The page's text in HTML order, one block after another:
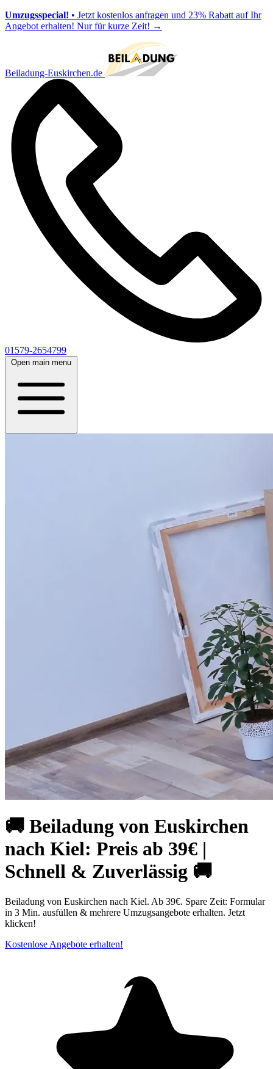
Umzugsspecial! • Jetzt kostenlos anfragen und 23% Rabatt auf Ihr
Angebot erhalten! Nur für kurze Zeit! →
Beiladung-Euskirchen.de
01579-2654799
Open main menu
🚚 Beiladung von Euskirchen
nach Kiel: Preis ab 39€ |
Schnell & Zuverlässig 🚚
Beiladung von Euskirchen nach Kiel. Ab 39€. Spare Zeit: Formular
in 3 Min. ausfüllen & mehrere Umzugsangebote erhalten. Jetzt
klicken!
Kostenlose Angebote erhalten!